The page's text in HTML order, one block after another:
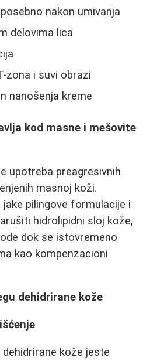
nakon umivanja
delovima lica
zona i suvi obrazi
nanošenja kreme
kod masne i mešovite
upotreba preagresivnih
masnoj koži.
pilingove formulacije i
hidrolipidni sloj kože,
dok se istovremeno
kao kompenzacioni
dehidrirane kože
kože jeste